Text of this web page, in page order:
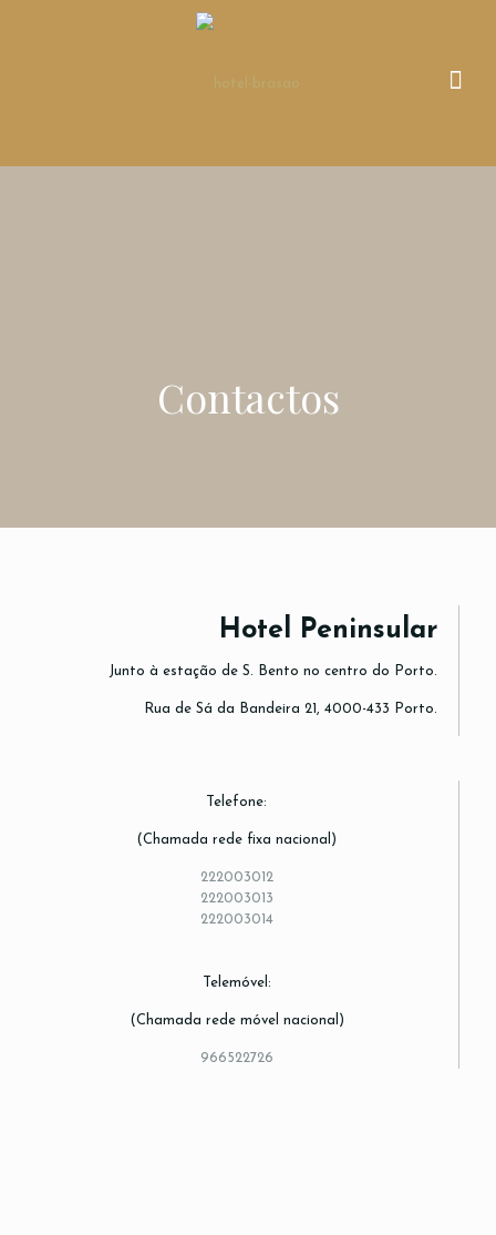
Contactos
Hotel Peninsular
Junto à estação de S. Bento no centro do Porto.
Rua de Sá da Bandeira 21, 4000-433 Porto.
Telefone:
(Chamada rede fixa nacional)
222003012
222003013
222003014
Telemóvel:
(Chamada rede móvel nacional)
966522726